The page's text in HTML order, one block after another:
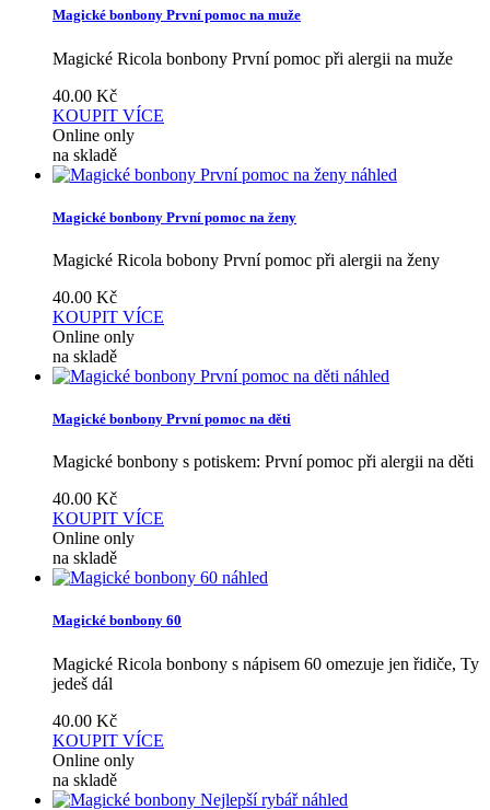
Magické bonbony První pomoc na muže
Magické Ricola bonbony První pomoc při alergii na muže
40.00 Kč
KOUPIT VÍCE
Online only
na skladě
náhled
Magické bonbony První pomoc na ženy
Magické Ricola bobony První pomoc při alergii na ženy
40.00 Kč
KOUPIT VÍCE
Online only
na skladě
náhled
Magické bonbony První pomoc na děti
Magické bonbony s potiskem: První pomoc při alergii na děti
40.00 Kč
KOUPIT VÍCE
Online only
na skladě
náhled
Magické bonbony 60
Magické Ricola bonbony s nápisem 60 omezuje jen řidiče, Ty
jedeš dál
40.00 Kč
KOUPIT VÍCE
Online only
na skladě
náhled